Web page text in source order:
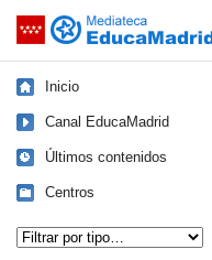
Saltar navegación
Inicio
Canal EducaMadrid
Últimos contenidos
Centros